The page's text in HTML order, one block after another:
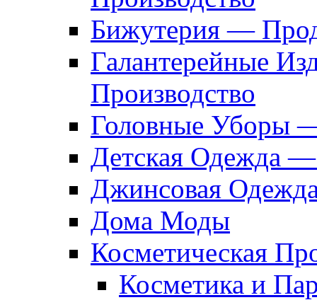
Бижутерия —
Галантерейные
Производство
Головные Уборы
Детская Одежда
Джинсовая
Дома Моды
Косметическая
Косметика и